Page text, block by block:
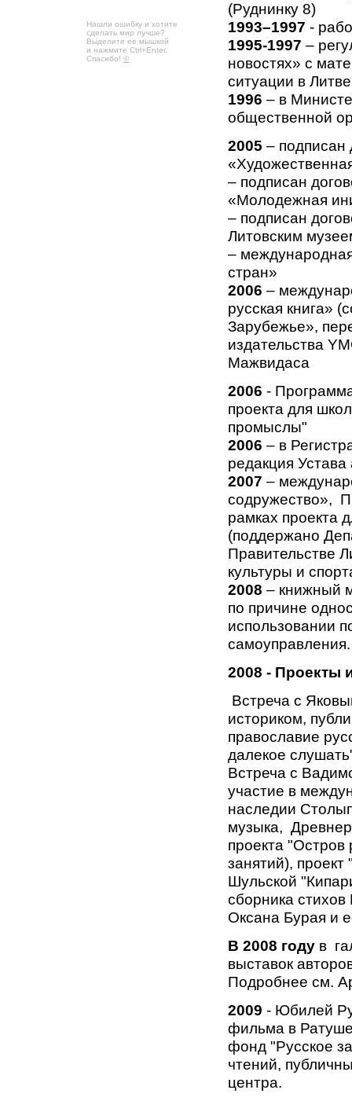
Нашли ошибку и хотите
сделать мир лучше?
Выделите ее мышкой
и нажмите Ctrl+Enter.
Спасибо! ©
(Руднинку 8)
1993–1997 -
1995-1997 –
новостях» с
ситуации в Литве
1996 – в
общественной
2005 – подписан
– подписан
«Молодежная
– подписан
Литовским
–
стран»
2006 –
русская книга»
Зарубежье»,
издательства
Мажвидаса
2006 -
проекта для
промыслы"
2006 – в
редакция
2007 –
содружество»,
рамках проекта
(поддержано
Правительстве
культуры и
2008 – книжный
по причине
использовании
самоуправления.
2008 - Проекты
Встреча с
историком,
православие
далекое
Встреча с
участие в
наследии
музыка,
проекта "Остров
занятий), проект
Шульской
сборника
Оксана Бурая и
В 2008 году в
выставок
Подробнее см.
2009 - Юбилей
фильма в
фонд "Русское
чтений,
центра.